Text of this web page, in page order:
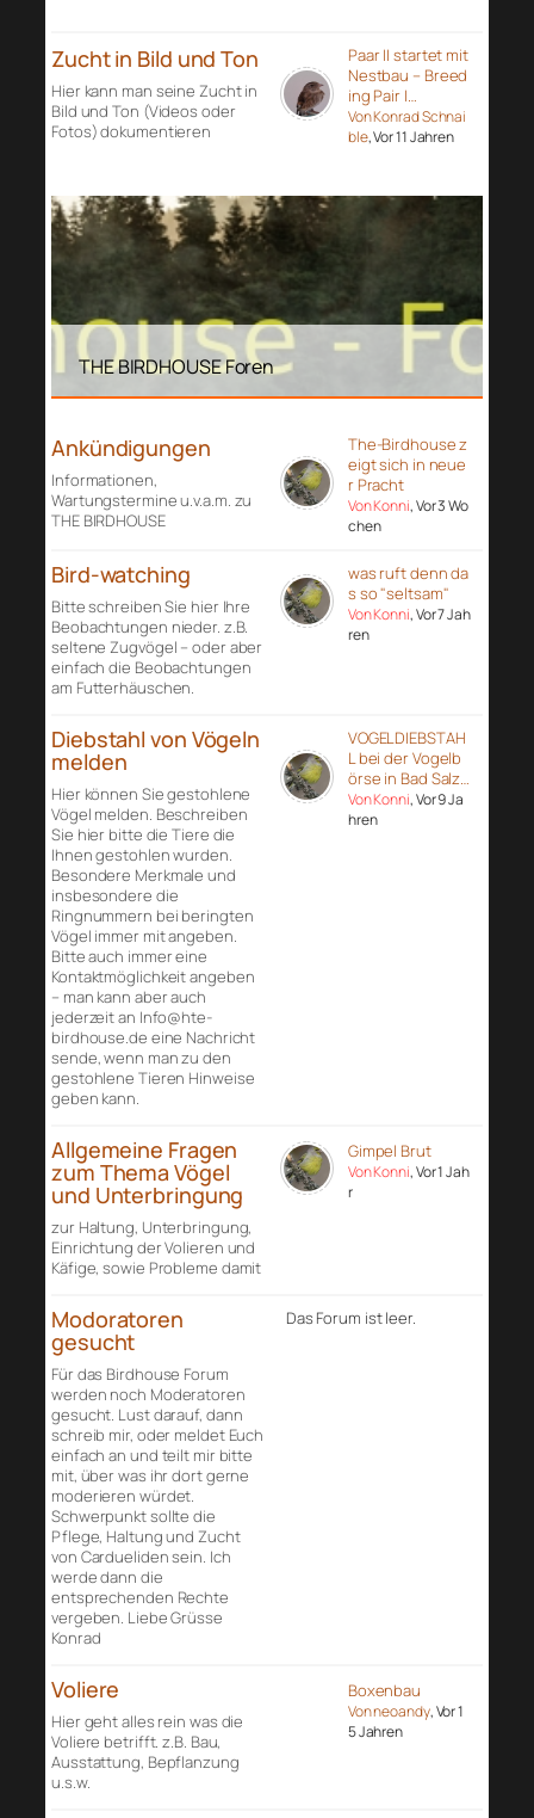
Zucht in Bild und Ton
Hier kann man seine Zucht in
Bild und Ton (Videos oder
Fotos) dokumentieren
Paar II startet mit
Nestbau – Breed
ing Pair I…
Von Konrad Schnai
ble, Vor 11 Jahren
THE BIRDHOUSE Foren
Ankündigungen
Informationen,
Wartungstermine u.v.a.m. zu
THE BIRDHOUSE
The-Birdhouse z
eigt sich in neue
r Pracht
Von Konni, Vor 3 Wo
chen
Bird-watching
Bitte schreiben Sie hier Ihre
Beobachtungen nieder. z.B.
seltene Zugvögel – oder aber
einfach die Beobachtungen
am Futterhäuschen.
was ruft denn da
s so "seltsam"
Von Konni, Vor 7 Jah
ren
Diebstahl von Vögeln
melden
Hier können Sie gestohlene
Vögel melden. Beschreiben
Sie hier bitte die Tiere die
Ihnen gestohlen wurden.
Besondere Merkmale und
insbesondere die
Ringnummern bei beringten
Vögel immer mit angeben.
Bitte auch immer eine
Kontaktmöglichkeit angeben
– man kann aber auch
jederzeit an Info@hte-
birdhouse.de eine Nachricht
sende, wenn man zu den
gestohlene Tieren Hinweise
geben kann.
VOGELDIEBSTAH
L bei der Vogelb
örse in Bad Salz…
Von Konni, Vor 9 Ja
hren
Allgemeine Fragen
zum Thema Vögel
und Unterbringung
zur Haltung, Unterbringung,
Einrichtung der Volieren und
Käfige, sowie Probleme damit
Gimpel Brut
Von Konni, Vor 1 Jah
r
Modoratoren
gesucht
Für das Birdhouse Forum
werden noch Moderatoren
gesucht. Lust darauf, dann
schreib mir, oder meldet Euch
einfach an und teilt mir bitte
mit, über was ihr dort gerne
moderieren würdet.
Schwerpunkt sollte die
Pflege, Haltung und Zucht
von Cardueliden sein. Ich
werde dann die
entsprechenden Rechte
vergeben. Liebe Grüsse
Konrad
Das Forum ist leer.
Voliere
Hier geht alles rein was die
Voliere betrifft. z.B. Bau,
Ausstattung, Bepflanzung
u.s.w.
Boxenbau
Von neoandy, Vor 1
5 Jahren